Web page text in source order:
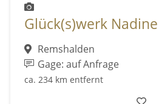
Glück(s)werk
Remshalden
Gage: auf Anfrage
ca. 234 km entfernt